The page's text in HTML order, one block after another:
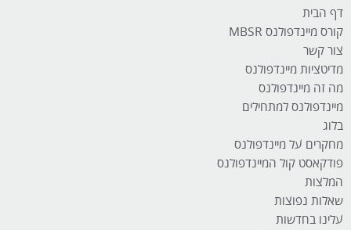
דף הבית
קורס מיינדפולנס MBSR
צור קשר
מדיטציות מיינדפולנס
מה זה מיינדפולנס
מיינדפולנס למתחילים
בלוג
מחקרים על מיינדפולנס
פודקאסט קול המיינדפולנס
המלצות
שאלות נפוצות
עלינו בחדשות